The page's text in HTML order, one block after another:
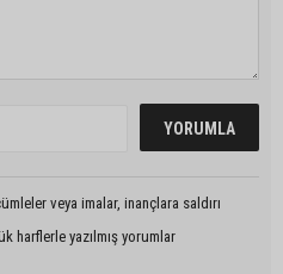
veya imalar, inançlara saldırı
harflerle yazılmış yorumlar